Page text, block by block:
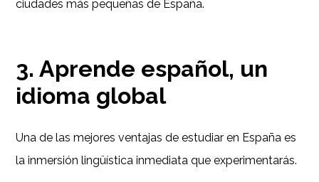
ciudades más pequeñas de España.
3. Aprende español, un
idioma global
Una de las mejores ventajas de estudiar en España es
la inmersión lingüística inmediata que experimentarás.